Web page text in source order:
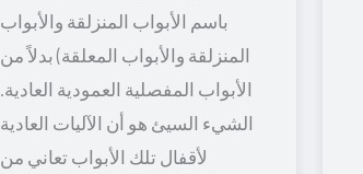
باسم الأبواب المنزلقة والأبواب
المنزلقة والأبواب المعلقة) بدلاً من
الأبواب المفصلية العمودية العادية.
الشيء السيئ هو أن الآليات العادية
لأقفال تلك الأبواب تعاني من